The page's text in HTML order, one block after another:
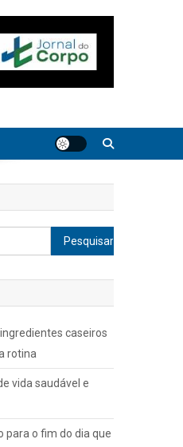
Pesquisar
por:
caseiros
rotina
vida saudável e
para o fim do dia que